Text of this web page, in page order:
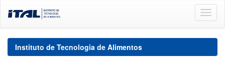
navigation
Instituto de Tecnologia de Alimentos